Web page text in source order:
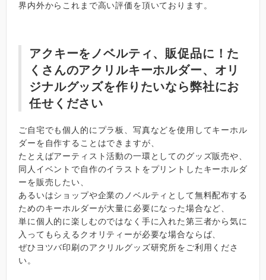
界内外からこれまで高い評価を頂いております。
アクキーをノベルティ、販促品に！た
くさんのアクリルキーホルダー、オリ
ジナルグッズを作りたいなら弊社にお
任せください
ご自宅でも個人的にプラ板、写真などを使用してキーホル
ダーを自作することはできますが、
たとえばアーティスト活動の一環としてのグッズ販売や、
同人イベントで自作のイラストをプリントしたキーホルダ
ーを販売したい、
あるいはショップや企業のノベルティとして無料配布する
ためのキーホルダーが大量に必要になった場合など、
単に個人的に楽しむのではなく手に入れた第三者から気に
入ってもらえるクオリティーが必要な場合ならば、
ぜひヨツバ印刷のアクリルグッズ研究所をご利用くださ
い。